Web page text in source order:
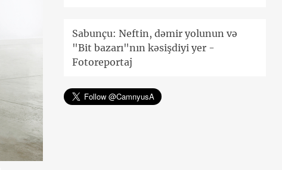
Sabunçu: Neftin, dəmir yolunun və
"Bit bazarı"nın kəsişdiyi yer -
Fotoreportaj